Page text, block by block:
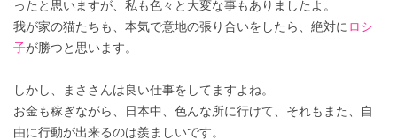
ったと思いますが、私も色々と大変な事もありましたよ。
我が家の猫たちも、本気で意地の張り合いをしたら、絶対に ロシ
子が勝つと思います。
しかし、まささんは良い仕事をしてますよね。
お金も稼ぎながら、日本中、色んな所に行けて、それもまた、自
由に行動が出来るのは羨ましいです。